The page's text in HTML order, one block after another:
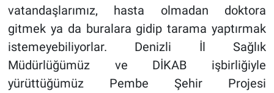
vatandaşlarımız, hasta olmadan doktora
gitmek ya da buralara gidip tarama yaptırmak
istemeyebiliyorlar. Denizli İl Sağlık
Müdürlüğümüz ve DİKAB işbirliğiyle
yürüttüğümüz Pembe Şehir Projesi